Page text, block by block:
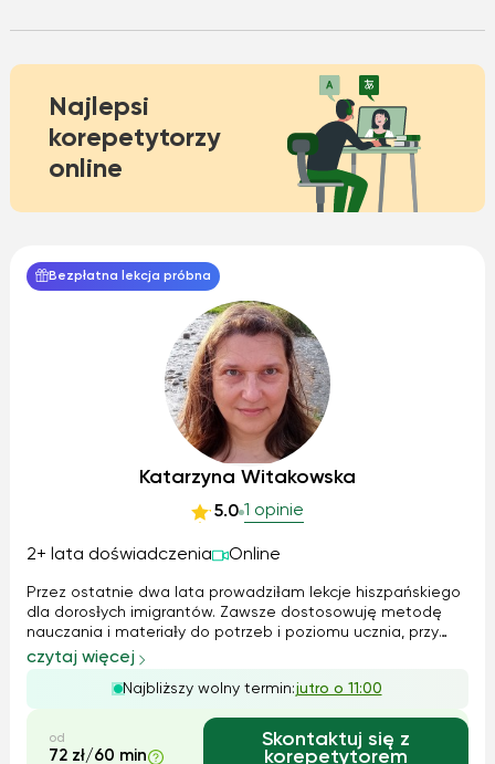
Najlepsi
korepetytorzy
online
Bezpłatna lekcja próbna
Katarzyna Witakowska
5.0 1 opinie
2+ lata doświadczenia Online
Przez ostatnie dwa lata prowadziƚam lekcje hiszpańskiego
dla dorosƚych imigrantów. Zawsze dostosowuję metodę
nauczania i materiaƚy do potrzeb i poziomu ucznia, przy
czym duży nacisk kƚadę na rozumienie ze sƚuchu - traktując
je jako klucz do efektywnego porozumiewania się – oraz na
umiejętność popraw...
czytaj więcej
Najbliższy wolny termin:jutro o 11:00
od
72 zł/60 min
Skontaktuj się z
korepetytorem